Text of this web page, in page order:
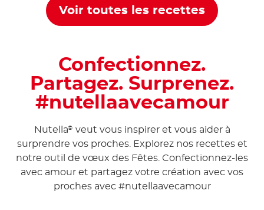
Voir toutes les recettes
Confectionnez.
Partagez. Surprenez.
#nutellaavecamour
Nutella® veut vous inspirer et vous aider à
surprendre vos proches. Explorez nos recettes et
notre outil de vœux des Fêtes. Confectionnez-les
avec amour et partagez votre création avec vos
proches avec #nutellaavecamour